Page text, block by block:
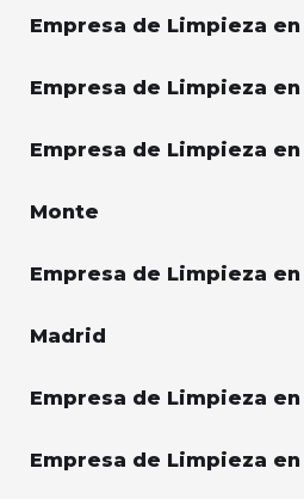
Empresa de Limpieza en
Empresa de Limpieza
Empresa de Limpieza en
Monte
Empresa de Limpieza en
Madrid
Empresa de Limpieza
Empresa de Limpieza